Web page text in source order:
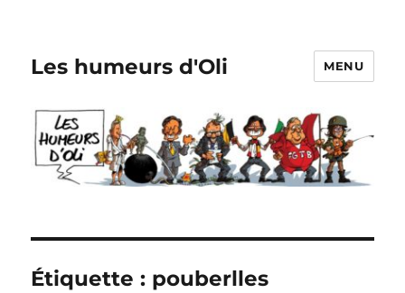
Les humeurs d'Oli MENU
Étiquette : pouberlles